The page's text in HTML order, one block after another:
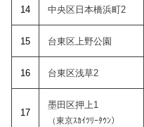
14 中央区日本橋浜町2
15 台東区上野公園
16 台東区浅草2
17
墨田区押上1
（東京ｽｶｲﾂﾘｰﾀｳﾝ）